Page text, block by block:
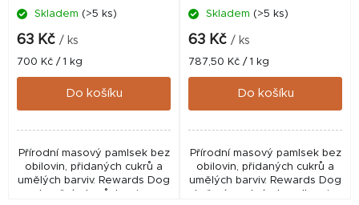
Skladem (>5 ks)
63 Kč / ks
Měrná
cena:
700 Kč / 1 kg
Do košíku
Přírodní masový pamlsek bez
obilovin, přidaných cukrů a
umělých barviv. Rewards Dog
Skladem (>5 ks)
63 Kč / ks
Měrná
cena:
787,50 Kč / 1 kg
Do košíku
Přírodní masový pamlsek bez
obilovin, přidaných cukrů a
umělých barviv. Rewards Dog